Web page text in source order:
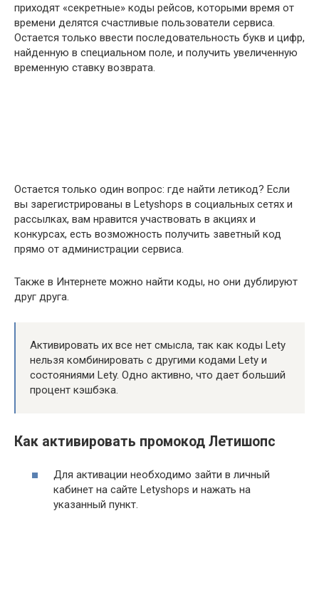
приходят «секретные» коды рейсов, которыми время от
времени делятся счастливые пользователи сервиса.
Остается только ввести последовательность букв и цифр,
найденную в специальном поле, и получить увеличенную
временную ставку возврата.
Остается только один вопрос: где найти летикод? Если
вы зарегистрированы в Letyshops в социальных сетях и
рассылках, вам нравится участвовать в акциях и
конкурсах, есть возможность получить заветный код
прямо от администрации сервиса.
Также в Интернете можно найти коды, но они дублируют
друг друга.
Активировать их все нет смысла, так как коды Lety
нельзя комбинировать с другими кодами Lety и
состояниями Lety. Одно активно, что дает больший
процент кэшбэка.
Как активировать промокод Летишопс
Для активации необходимо зайти в личный
кабинет на сайте Letyshops и нажать на
указанный пункт.